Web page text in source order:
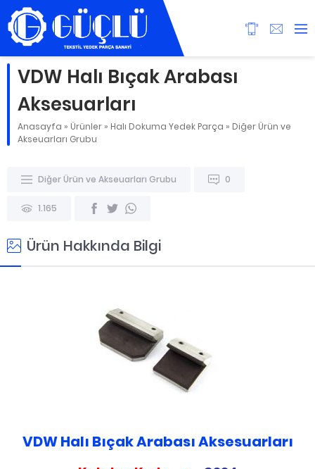
VDW Halı Bıçak Arabası
Aksesuarları
Anasayfa » Ürünler » Halı Dokuma Yedek Parça » Diğer Ürün ve
Akseuarları Grubu
Diğer Ürün ve Akseuarları Grubu 0
1.165
Ürün Hakkında Bilgi
VDW Halı Bıçak Arabası Aksesuarları